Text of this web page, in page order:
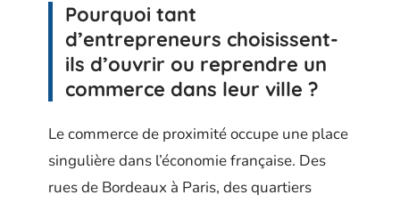
Pourquoi tant
d’entrepreneurs choisissent-
ils d’ouvrir ou reprendre un
commerce dans leur ville ?
Le commerce de proximité occupe une place
singulière dans l’économie française. Des
rues de Bordeaux à Paris, des quartiers